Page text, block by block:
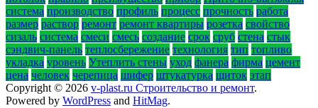
система производство профиль процесс прочность работа
размер раствор ремонт ремонт квартиры розетка свойство
сизаль система смеси смесь создание срок сруб стена стык
сэндвич-панель теплосбережение технология тип топливо
укладка уровень Утеплить стены уход фанера фирма цемент
цена человек черепица шифер штукатурка щиток этап
Copyright © 2026 v-plast.ru Строительство и ремонт.
Powered by WordPress and HitMag.